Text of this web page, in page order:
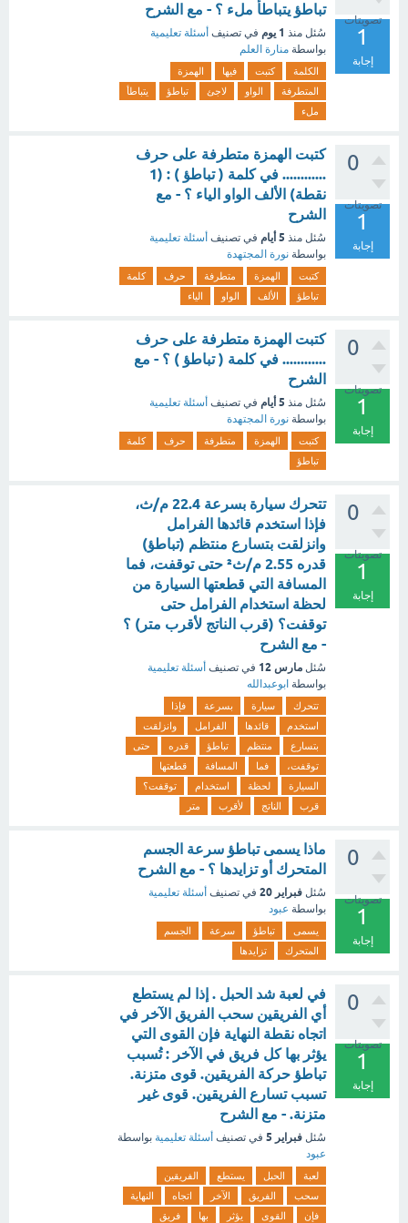
تصويتات
1
إجابة
تباطؤ يتباطأ ملء ؟ - مع الشرح
سُئل منذ 1 يوم في تصنيف أسئلة تعليمية
بواسطة منارة العلم
الكلمة كتبت فيها
الهمزة
المتطرفة
الواو لاجئ تباطؤ
يتباطأ
ملء
0
تصويتات
1
إجابة
كتبت الهمزة متطرفة على حرف
............ في كلمة ( تباطؤ ) : (1
نقطة) الألف الواو الياء ؟ - مع
الشرح
سُئل منذ 5 أيام في تصنيف أسئلة تعليمية
بواسطة نورة المجتهدة
كتبت الهمزة متطرفة حرف
كلمة
تباطؤ
الألف الواو الياء
0
تصويتات
1
إجابة
كتبت الهمزة متطرفة على حرف
............ في كلمة ( تباطؤ ) ؟ - مع
الشرح
سُئل منذ 5 أيام في تصنيف أسئلة تعليمية
بواسطة نورة المجتهدة
كتبت الهمزة متطرفة حرف
كلمة
تباطؤ
0
تصويتات
1
إجابة
تتحرك سيارة بسرعة 22.4 م/ث،
فإذا استخدم قائدها الفرامل
وانزلقت بتسارع منتظم (تباطؤ)
قدره 2.55 م/ث² حتى توقفت، فما
المسافة التي قطعتها السيارة من
لحظة استخدام الفرامل حتى
توقفت؟ (قرب الناتج لأقرب متر) ؟
- مع الشرح
سُئل مارس 12 في تصنيف أسئلة تعليمية
بواسطة ابوعبدالله
تتحرك سيارة بسرعة
فإذا
استخدم
قائدها الفرامل
وانزلقت
بتسارع
منتظم تباطؤ قدره
حتى
توقفت،
فما المسافة
قطعتها
السيارة
لحظة استخدام
توقفت؟
قرب
الناتج لأقرب متر
0
تصويتات
1
إجابة
ماذا يسمى تباطؤ سرعة الجسم
المتحرك أو تزايدها ؟ - مع الشرح
سُئل فبراير 20 في تصنيف أسئلة تعليمية
بواسطة عبود
يسمى تباطؤ سرعة
الجسم
المتحرك
تزايدها
0
تصويتات
1
إجابة
في لعبة شد الحبل . إذا لم يستطع
أي الفريقين سحب الفريق الآخر في
اتجاه نقطة النهاية فإن القوى التي
يؤثر بها كل فريق في الآخر : تُسبب
تباطؤ حركة الفريقين. قوى متزنة.
تسبب تسارع الفريقين. قوى غير
متزنة. - مع الشرح
سُئل فبراير 5 في تصنيف أسئلة تعليمية بواسطة
عبود
لعبة الحبل يستطع
الفريقين
سحب
الفريق الآخر اتجاه
النهاية
فإن
القوى يؤثر بها فريق